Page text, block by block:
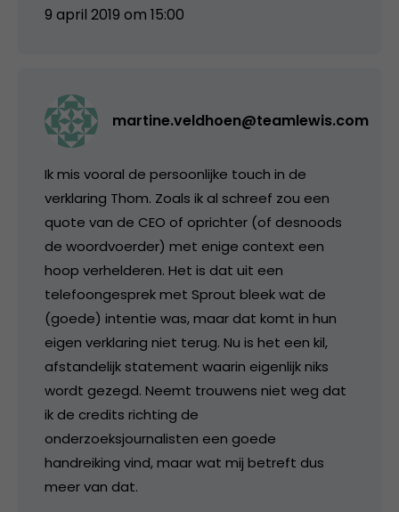
9 april 2019 om 15:00
martine.veldhoen@teamlewis.com
Ik mis vooral de persoonlijke touch in de
verklaring Thom. Zoals ik al schreef zou een
quote van de CEO of oprichter (of desnoods
de woordvoerder) met enige context een
hoop verhelderen. Het is dat uit een
telefoongesprek met Sprout bleek wat de
(goede) intentie was, maar dat komt in hun
eigen verklaring niet terug. Nu is het een kil,
afstandelijk statement waarin eigenlijk niks
wordt gezegd. Neemt trouwens niet weg dat
ik de credits richting de
onderzoeksjournalisten een goede
handreiking vind, maar wat mij betreft dus
meer van dat.